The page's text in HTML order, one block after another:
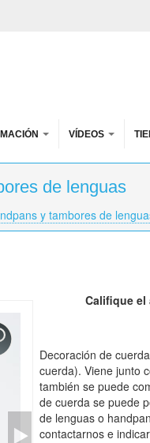
VÍDEOS
de lenguas
y tambores de
Califique
Decoración de
cuerda). Viene junto
también se puede
de cuerda se puede
de lenguas o
contactarnos e